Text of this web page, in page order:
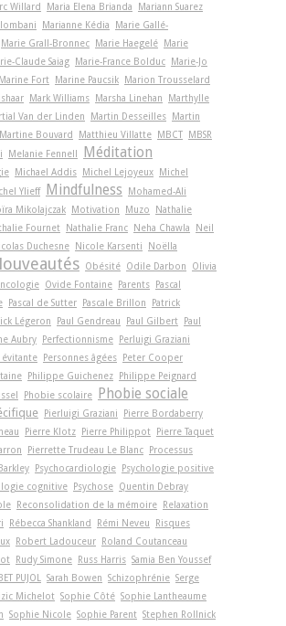
Willard Maria Elena Brianda
Mariann Suarez
Marianne Kédia
Marie Gallé-
Marie Grall-Bronnec Marie Haegelé Marie
Claude Saiag Marie-France Bolduc Marie-Jo
Marine Fort Marine Paucsik Marion Trousselard
Mark Williams Marsha Linehan
Marthylle
Van der Linden Martin Desseilles Martin
Martine Bouvard Matthieu Villatte MBCT MBSR
Melanie Fennell Méditation
Michael Addis Michel Lejoyeux Michel
Ylieff Mindfulness
Mohamed-Ali
Mikolajczak Motivation Muzo
Nathalie
Fournet Nathalie Franc Neha Chawla
Neil
Duchesne Nicole Karsenti
Noëlla
Obésité Odile Darbon
Olivia
Ovide Fontaine Parents Pascal
Pascal de Sutter Pascale Brillon
Patrick
Légeron Paul Gendreau Paul Gilbert Paul
Aubry Perfectionnisme Perluigi Graziani
évitante Personnes âgées Peter Cooper
Philippe Guichenez Philippe Peignard
Phobie scolaire Phobie sociale
Pierluigi Graziani
Pierre Bordaberry
Pierre Klotz Pierre Philippot Pierre Taquet
Pierrette Trudeau Le Blanc Processus
Psychocardiologie Psychologie positive
cognitive Psychose Quentin Debray
Reconsolidation de la mémoire Relaxation
Rébecca Shankland Rémi Neveu
Risques
Robert Ladouceur Roland Coutanceau
Rudy Simone Russ Harris Samia Ben Youssef
PUJOL
Sarah Bowen Schizophrénie Serge
Michelot Sophie Côté Sophie Lantheaume
Sophie Nicole Sophie Parent Stephen Rollnick